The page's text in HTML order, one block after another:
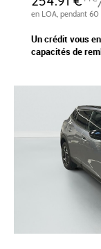
Un crédit vous
capacités de